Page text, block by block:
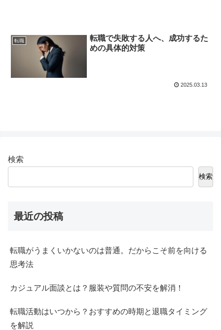
転職
転職で失敗する人へ、成功するた
めの具体的対策
2025.03.13
検索
検索
最近の投稿
転職がうまくいかないのは普通。だからこそ前を向ける
思考法
カジュアル面談とは？服装や質問の不安を解消！
転職活動はいつから？おすすめの時期と退職タイミング
を解説